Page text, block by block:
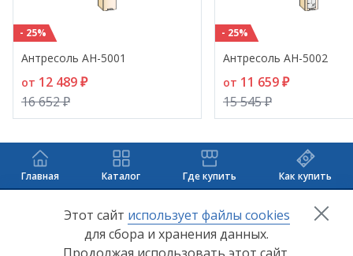
- 25%
Антресоль АН-5001
от 12 489 ₽
16 652 ₽
- 25%
Антресоль АН-5002
от 11 659 ₽
15 545 ₽
Главная Каталог Где купить Как купить
+7 (8412) 65-33-00
info@lerom.ru
Этот сайт использует файлы cookies
для сбора и хранения данных.